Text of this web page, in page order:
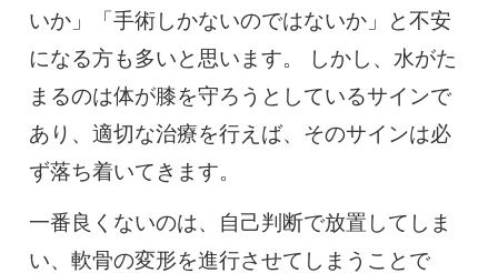
いか」「手術しかないのではないか」と不安
になる方も多いと思います。 しかし、水がた
まるのは体が膝を守ろうとしているサインで
あり、適切な治療を行えば、そのサインは必
ず落ち着いてきます。
一番良くないのは、自己判断で放置してしま
い、軟骨の変形を進行させてしまうことで